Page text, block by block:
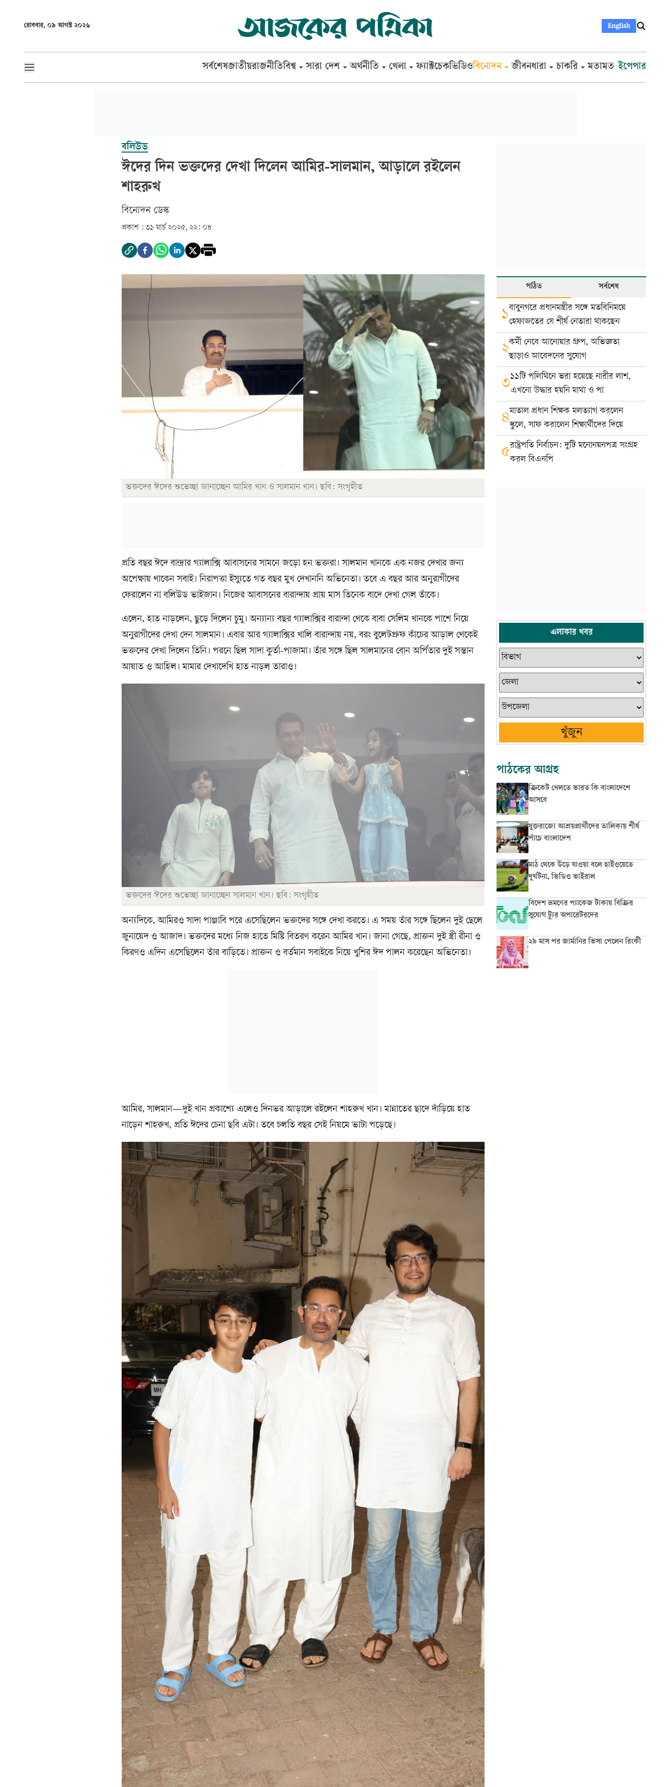
রোববার, ০৯ আগস্ট ২০২৬ English
সর্বশেষজাতীয়রাজনীতিবিশ্ব সারা দেশ অর্থনীতি খেলা ফ্যাক্টচেকভিডিওবিনোদন জীবনধারা চাকরি মতামত ইপেপার
বলিউড
ঈদের দিন ভক্তদের দেখা দিলেন আমির-সালমান, আড়ালে রইলেন
শাহরুখ
বিনোদন ডেস্ক
প্রকাশ : ৩১ মার্চ ২০২৫, ২২: ০৮
ভক্তদের ঈদের শুভেচ্ছা জানাচ্ছেন আমির খান ও সালমান খান। ছবি: সংগৃহীত
প্রতি বছর ঈদে বান্দ্রার গ্যালাক্সি আবাসনের সামনে জড়ো হন ভক্তরা। সালমান খানকে এক নজর দেখার জন্য
অপেক্ষায় থাকেন সবাই। নিরাপত্তা ইস্যুতে গত বছর মুখ দেখাননি অভিনেতা। তবে এ বছর আর অনুরাগীদের
ফেরালেন না বলিউড ভাইজান। নিজের আবাসনের বারান্দায় প্রায় মাস তিনেক বাদে দেখা গেল তাঁকে।
এলেন, হাত নাড়লেন, ছুড়ে দিলেন চুমু। অন্যান্য বছর গ্যালাক্সির বারান্দা থেকে বাবা সেলিম খানকে পাশে নিয়ে
অনুরাগীদের দেখা দেন সালমান। এবার আর গ্যালাক্সির খালি বারান্দায় নয়, বরং বুলেটপ্রুফ কাঁচের আড়াল থেকেই
ভক্তদের দেখা দিলেন তিনি। পরনে ছিল সাদা কুর্তা-পাজামা। তাঁর সঙ্গে ছিল সালমানের বোন অর্পিতার দুই সন্তান
আয়াত ও আহিল। মামার দেখাদেখি হাত নাড়ল তারাও।
ভক্তদের ঈদের শুভেচ্ছা জানাচ্ছেন সালমান খান। ছবি: সংগৃহীত
অন্যদিকে, আমিরও সাদা পাঞ্জাবি পরে এসেছিলেন ভক্তদের সঙ্গে দেখা করতে। এ সময় তাঁর সঙ্গে ছিলেন দুই ছেলে
জুনায়েদ ও আজাদ। ভক্তদের মধ্যে নিজ হাতে মিষ্টি বিতরণ করেন আমির খান। জানা গেছে, প্রাক্তন দুই স্ত্রী রীনা ও
কিরণও এদিন এসেছিলেন তাঁর বাড়িতে। প্রাক্তন ও বর্তমান সবাইকে নিয়ে খুশির ঈদ পালন করেছেন অভিনেতা।
আমির, সালমান—দুই খান প্রকাশ্যে এলেও দিনভর আড়ালে রইলেন শাহরুখ খান। মান্নাতের ছাদে দাঁড়িয়ে হাত
নাড়েন শাহরুখ, প্রতি ঈদের চেনা ছবি এটা। তবে চলতি বছর সেই নিয়মে ভাটা পড়েছে।
পঠিত সর্বশেষ
১বাবুনগরে প্রধানমন্ত্রীর সঙ্গে মতবিনিময়ে
হেফাজতের যে শীর্ষ নেতারা থাকছেন
২কর্মী নেবে আনোয়ার গ্রুপ, অভিজ্ঞতা
ছাড়াও আবেদনের সুযোগ
৩১১টি পলিথিনে ভরা হয়েছে নারীর লাশ,
এখনো উদ্ধার হয়নি মাথা ও পা
৪মাতাল প্রধান শিক্ষক মলত্যাগ করলেন
স্কুলে, সাফ করালেন শিক্ষার্থীদের দিয়ে
৫রাষ্ট্রপতি নির্বাচন: দুটি মনোনয়নপত্র সংগ্রহ
করল বিএনপি
এলাকার খবর
খুঁজুন
পাঠকের আগ্রহ
ক্রিকেট খেলতে ভারত কি বাংলাদেশে
আসবে
যুক্তরাজ্যে আশ্রয়প্রার্থীদের তালিকায় শীর্ষ
পাঁচে বাংলাদেশ
মাঠ থেকে উড়ে যাওয়া বলে হাইওয়েতে
দুর্ঘটনা, ভিডিও ভাইরাল
বিদেশ ভ্রমণের প্যাকেজ টাকায় বিক্রির
সুযোগ ট্যুর অপারেটরদের
২৯ মাস পর জার্মানির ভিসা পেলেন রিংকী